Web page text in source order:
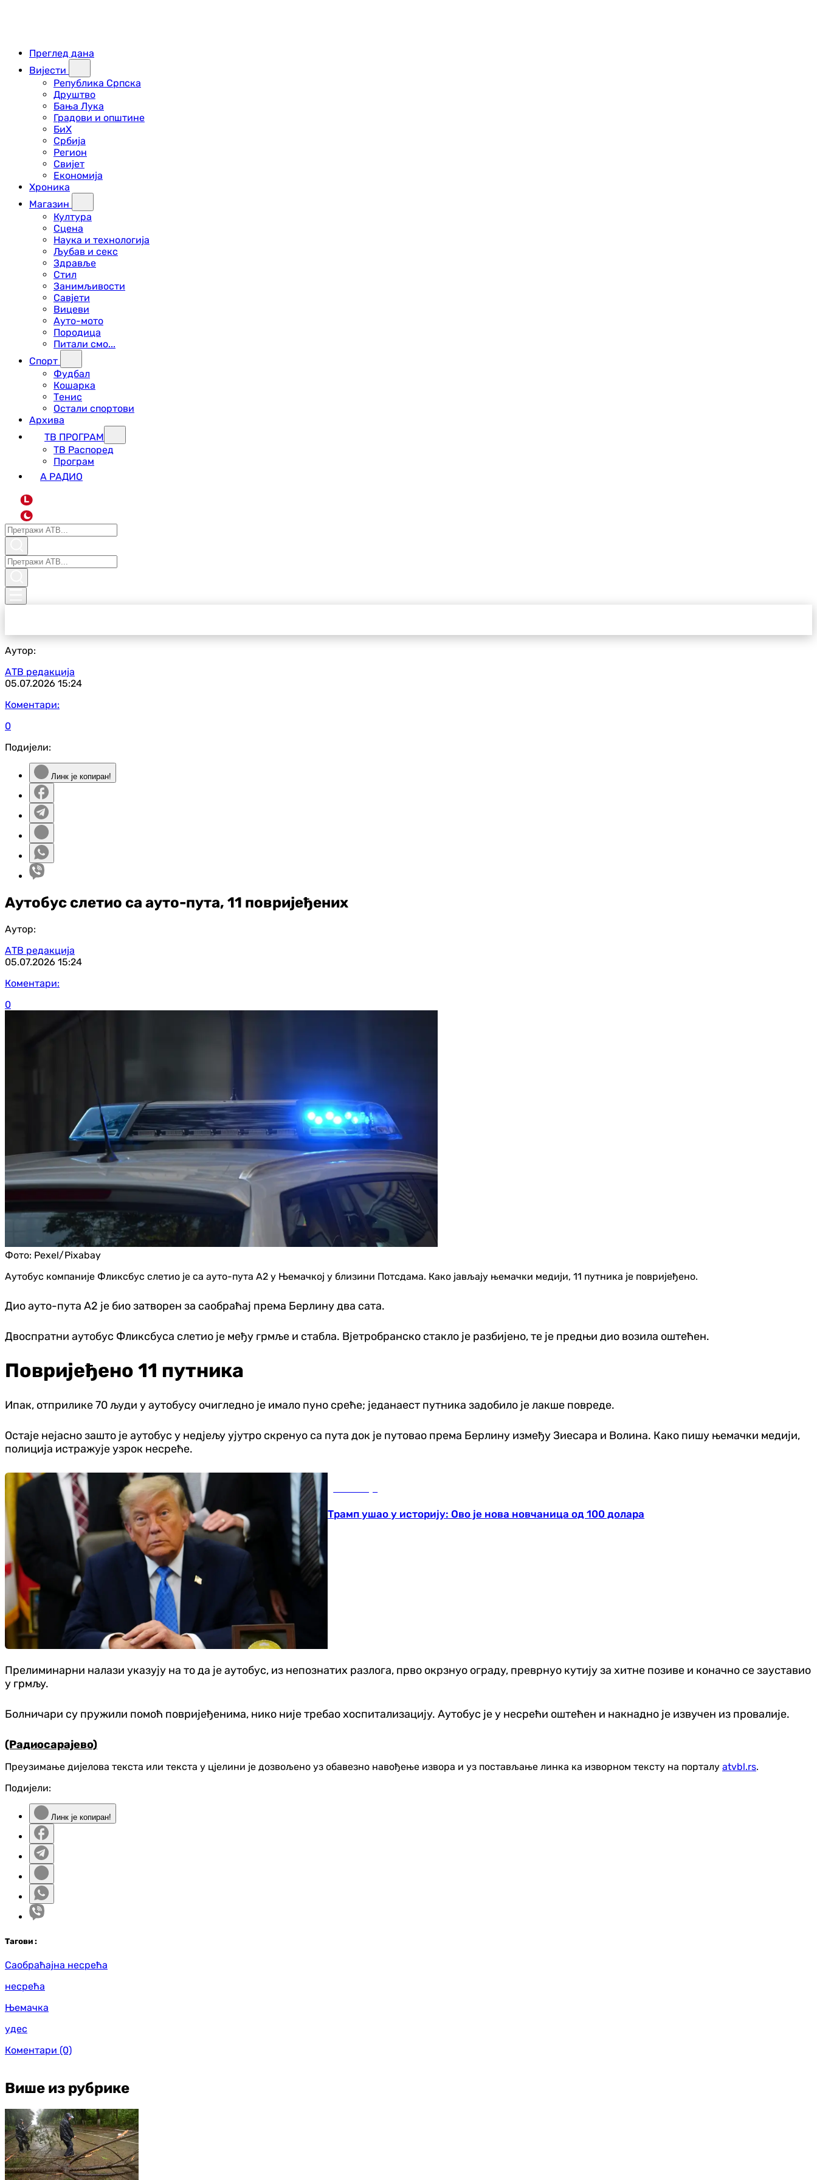
Преглед дана
Вијести
Република Српска
Друштво
Бања Лука
Градови и општине
БиХ
Србија
Регион
Свијет
Економија
Хроника
Магазин
Култура
Сцена
Наука и технологија
Љубав и секс
Здравље
Стил
Занимљивости
Савјети
Вицеви
Ауто-мото
Породица
Питали смо...
Спорт
Фудбал
Кошарка
Тенис
Остали спортови
Архива
ТВ ПРОГРАМ
ТВ Распоред
Програм
А РАДИО
L
Аутор:
АТВ редакција
05.07.2026 15:24
Коментари:
0
Подијели:
Линк је копиран!
Аутобус слетио са ауто-пута, 11 повријеђених
Аутор:
АТВ редакција
05.07.2026 15:24
Коментари:
0
Фото: Pexel/Pixabay
Аутобус компаније Фликсбус слетио је са ауто-пута А2 у Њемачкој у близини Потсдама. Како јављају њемачки медији, 11 путника је повријеђено.
Дио ауто-пута А2 је био затворен за саобраћај према Берлину два сата.
Двоспратни аутобус Фликсбуса слетио је међу грмље и стабла. Вјетробранско стакло је разбијено, те је предњи дио возила оштећен.
Повријеђено 11 путника
Ипак, отприлике 70 људи у аутобусу очигледно је имало пуно среће; једанаест путника задобило је лакше повреде.
Остаје нејасно зашто је аутобус у недјељу ујутро скренуо са пута док је путовао према Берлину између Зиесара и Волина. Како пишу њемачки медији,
полиција истражује узрок несреће.
Трамп ушао у историју: Ово је нова новчаница од 100 долара
Прелиминарни налази указују на то да је аутобус, из непознатих разлога, прво окрзнуо ограду, преврнуо кутију за хитне позиве и коначно се зауставио
у грмљу.
Болничари су пружили помоћ повријеђенима, нико није требао хоспитализацију. Аутобус је у несрећи оштећен и накнадно је извучен из провалије.
(Радиосарајево)
Преузимање дијелова текста или текста у цјелини је дозвољено уз обавезно навођење извора и уз постављање линка ка изворном тексту на порталу atvbl.rs.
Подијели:
Линк је копиран!
Тагови :
Саобраћајна несрећа
несрећа
Њемачка
удес
Коментари (0)
Више из рубрике